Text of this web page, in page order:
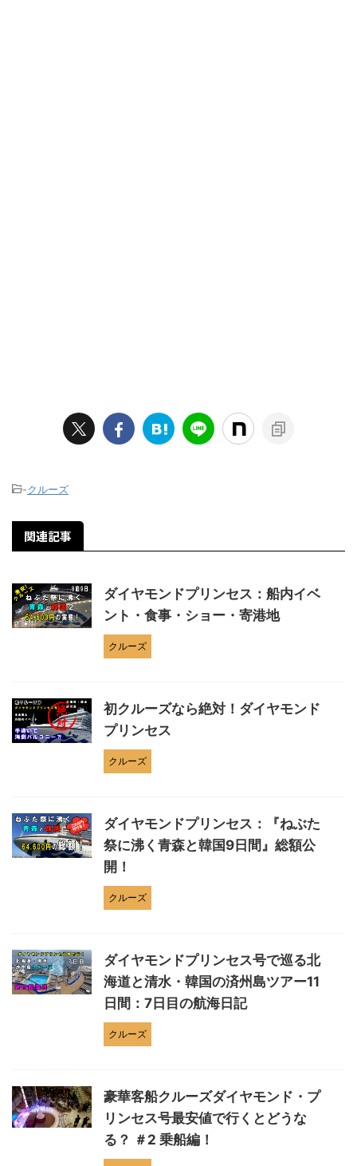
-クルーズ
関連記事
ダイヤモンドプリンセス：船内イベ
ント・食事・ショー・寄港地
クルーズ
初クルーズなら絶対！ダイヤモンド
プリンセス
クルーズ
ダイヤモンドプリンセス：『ねぶた
祭に沸く青森と韓国9日間』総額公
開！
クルーズ
ダイヤモンドプリンセス号で巡る北
海道と清水・韓国の済州島ツアー11
日間：7日目の航海日記
クルーズ
豪華客船クルーズダイヤモンド・プ
リンセス号最安値で行くとどうな
る？ ＃2 乗船編！